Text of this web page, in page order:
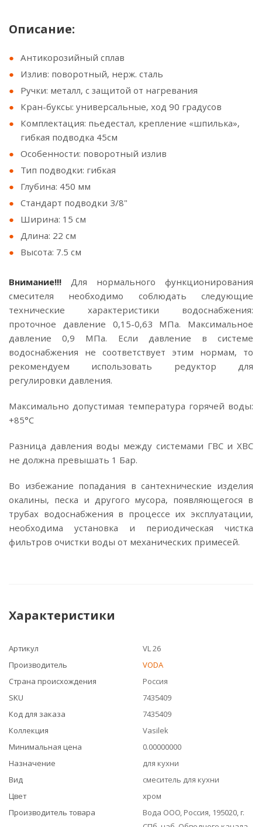
Описание:
Антикорозийный сплав
Излив: поворотный, нерж. сталь
Ручки: металл, с защитой от нагревания
Кран-буксы: универсальные, ход 90 градусов
Комплектация: пьедестал, крепление «шпилька»,
гибкая подводка 45см
Особенности: поворотный излив
Тип подводки: гибкая
Глубина: 450 мм
Стандарт подводки 3/8"
Ширина: 15 см
Длина: 22 см
Высота: 7.5 см
Внимание!!! Для нормального функционирования
смесителя необходимо соблюдать следующие
технические характеристики водоснабжения:
проточное давление 0,15-0,63 МПа. Максимальное
давление 0,9 МПа. Если давление в системе
водоснабжения не соответствует этим нормам, то
рекомендуем использовать редуктор для
регулировки давления.
Максимально допустимая температура горячей воды:
+85°C
Разница давления воды между системами ГВС и ХВС
не должна превышать 1 Бар.
Во избежание попадания в сантехнические изделия
окалины, песка и другого мусора, появляющегося в
трубах водоснабжения в процессе их эксплуатации,
необходима установка и периодическая чистка
фильтров очистки воды от механических примесей.
Характеристики
Артикул
VL 26
Производитель
VODA
Страна происхождения
Россия
SKU
7435409
Код для заказа
7435409
Коллекция
Vasilek
Минимальная цена
0.00000000
Назначение
для кухни
Вид
смеситель для кухни
Цвет
хром
Производитель товара
Вода ООО, Россия, 195020, г.